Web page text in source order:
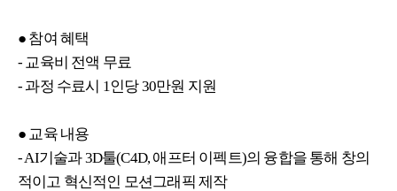
● 참여 혜택
- 교육비 전액 무료
- 과정 수료시 1인당 30만원 지원
● 교육 내용
- AI기술과 3D툴(C4D, 애프터 이펙트)의 융합을 통해 창의
적이고 혁신적인 모션그래픽 제작